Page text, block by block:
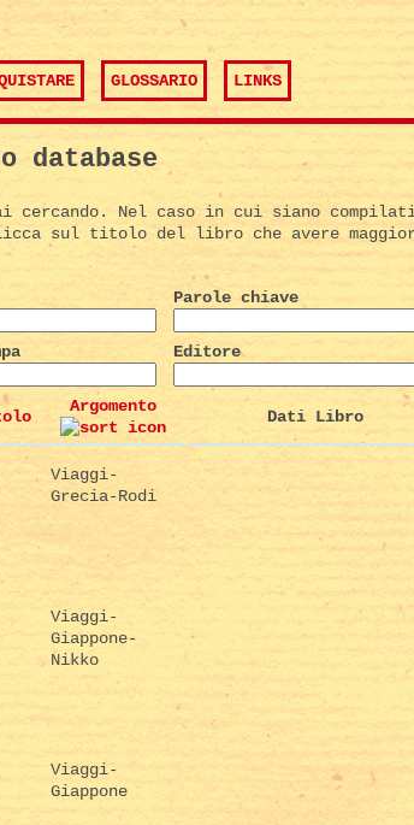
GLOSSARIO LINKS
cercando. Nel caso in cui siano
sul titolo del libro che avere
Parole chiave
Editore
Argomento
Dati Libro
Viaggi-
Grecia-Rodi
Viaggi-
Giappone-
Nikko
Viaggi-
Giappone